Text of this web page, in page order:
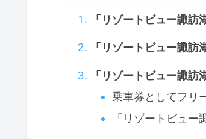
「リゾートビュー諏訪
「リゾートビュー諏
「リゾートビュー諏
乗車券としてフリ
「リゾートビュ